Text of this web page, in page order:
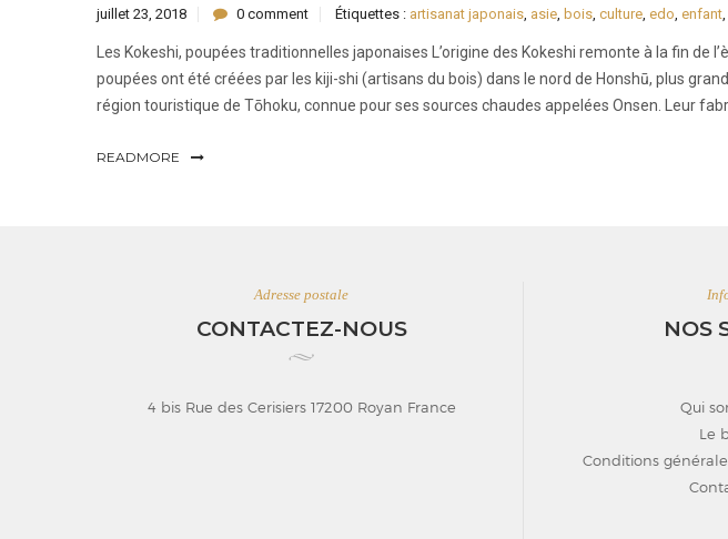
juillet 23, 2018 0 comment Étiquettes : artisanat japonais, asie, bois, culture, edo, enfant,
Les Kokeshi, poupées traditionnelles japonaises L’origine des Kokeshi remonte à la fin de
poupées ont été créées par les kiji-shi (artisans du bois) dans le nord de Honshū, plus
région touristique de Tōhoku, connue pour ses sources chaudes appelées Onsen. Leur
READMORE
Adresse postale
CONTACTEZ-NOUS
4 bis Rue des Cerisiers 17200 Royan France
NOS
Qui
Le
Conditions